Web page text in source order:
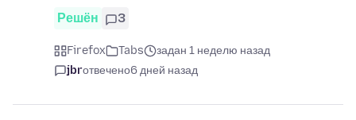
Решён 3
Firefox Tabs
задан 1 неделю назад
jbrотвечено6 дней назад